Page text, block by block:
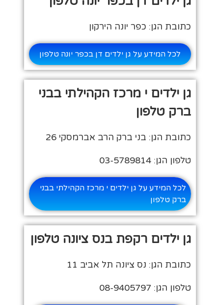
כתובת הגן: כפר יונה הירקון
לכל המידע על גן ילדים דן בכפר יונה טלפון
גן ילדים י מרכז הקהילתי בבני
ברק טלפון
כתובת הגן: בני ברק הרב אברמסקי 26
טלפון הגן: 03-5789814
לכל המידע על גן ילדים י מרכז הקהילתי בבני
ברק טלפון
גן ילדים רקפת בנס ציונה טלפון
כתובת הגן: נס ציונה תל אביב 11
טלפון הגן: 08-9405797